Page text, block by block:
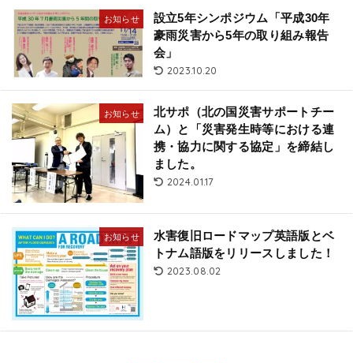
お知らせ
設立5年シンポジウム「平成30年
豪雨災害から5年の取り組み報告
会」
2023.10.20
お知らせ
北サポ（北の国災害サポートチー
ム）と「災害発生時等における連
携・協力に関する協定」を締結し
ました。
2024.01.17
お知らせ
水害復旧ロードマップ英語版とベ
トナム語版をリリースしました！
2023.08.02